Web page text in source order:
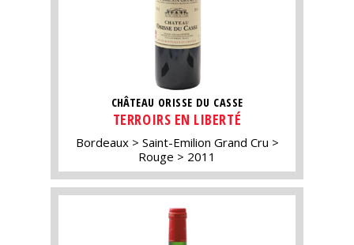
CHÂTEAU ORISSE DU CASSE
TERROIRS EN LIBERTÉ
Bordeaux
Saint-Emilion Grand Cru
Rouge
2011